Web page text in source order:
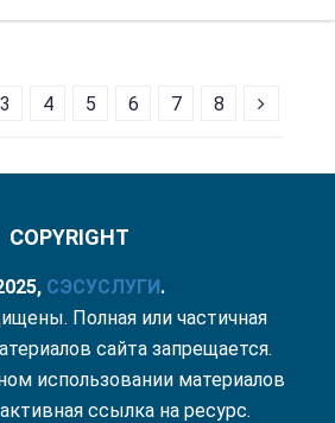
3 4 5 6 7 8
COPYRIGHT
СЭСУСЛУГИ.
Полная или частичная
сайта запрещается.
использовании материалов
ссылка на ресурс.